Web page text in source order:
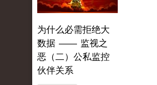
为什么必需拒绝大
数据 —— 监视之
恶（二）公私监控
伙伴关系